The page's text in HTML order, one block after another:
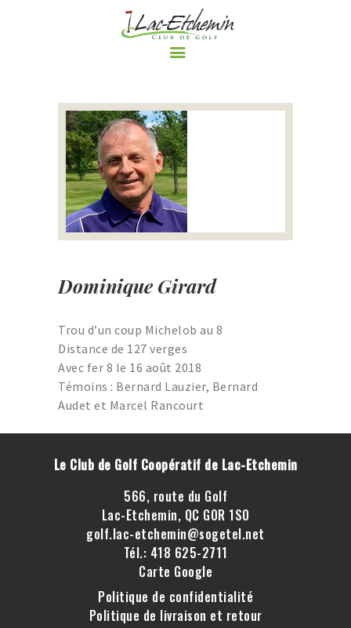
LE CLUB DE GOLF
PARCOURS
RÈGLEMENTS ET
POLITIQUES DU CLUB DE
GOLF DE LAC-ETCHEMIN
TARIFS
ÉVÈNEMENTS
LE BLOGUE DU CLUB DE
GOLF LAC-ETCHEMIN
TROU D’UN COUP
JOINDRE LE CLUB DE
GOLF LAC-ETCHEMIN
FACEBOOK
Dominique Girard
Trou d’un coup Michelob au 8
Distance de 127 verges
Avec fer 8 le 16 août 2018
Témoins : Bernard Lauzier, Bernard
Audet et Marcel Rancourt
Le Club de Golf Coopératif de Lac-Etchemin
566, route du Golf
Lac-Etchemin, QC G0R 1S0
golf.lac-etchemin@sogetel.net
Tél.: 418 625-2711
Carte Google
Politique de confidentialité
Politique de livraison et retour